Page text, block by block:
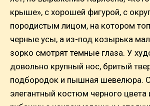
крыше», с хорошей фигурой, с
породистым лицом, на котором
черные усы, а из-под козырька
зорко смотрят темные глаза. У
довольно крупный нос, бритый
подбородок и пышная шевелюра.
элегантный костюм черного